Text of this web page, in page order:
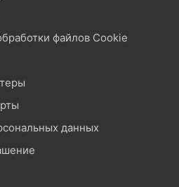
файлов Cookie
данных